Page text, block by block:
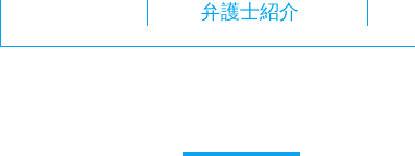
弁護士紹介